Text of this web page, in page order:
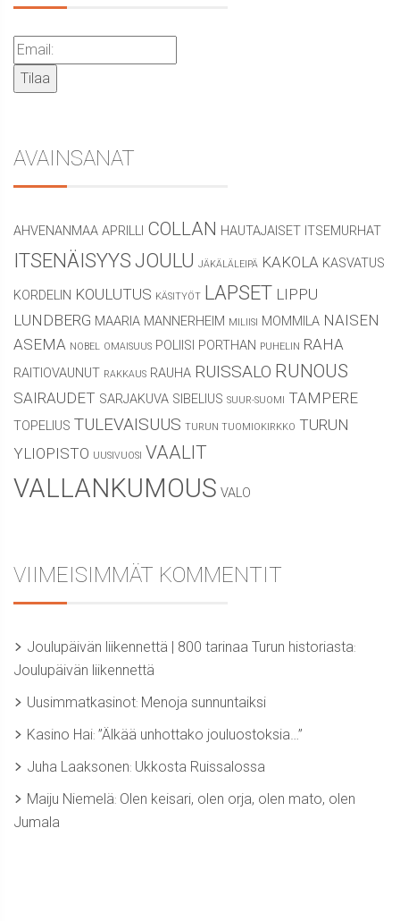
AVAINSANAT
AHVENANMAA APRILLI COLLAN HAUTAJAISET ITSEMURHAT
ITSENÄISYYS JOULU JÄKÄLÄLEIPÄ KAKOLA KASVATUS
KORDELIN KOULUTUS KÄSITYÖT LAPSET LIPPU
LUNDBERG MAARIA MANNERHEIM MILIISI MOMMILA NAISEN
ASEMA NOBEL OMAISUUS POLIISI PORTHAN PUHELIN RAHA
RAITIOVAUNUT RAKKAUS RAUHA RUISSALO RUNOUS
SAIRAUDET SARJAKUVA SIBELIUS SUUR-SUOMI TAMPERE
TOPELIUS TULEVAISUUS TURUN TUOMIOKIRKKO TURUN
YLIOPISTO UUSIVUOSI VAALIT
VALLANKUMOUS VALO
VIIMEISIMMÄT KOMMENTIT
Joulupäivän liikennettä | 800 tarinaa Turun historiasta:
Joulupäivän liikennettä
Uusimmatkasinot: Menoja sunnuntaiksi
Kasino Hai: ”Älkää unhottako jouluostoksia…”
Juha Laaksonen: Ukkosta Ruissalossa
Maiju Niemelä: Olen keisari, olen orja, olen mato, olen
Jumala